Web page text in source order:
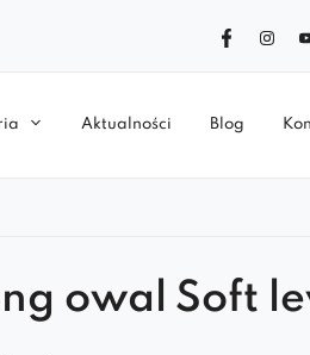
Aktualności Blog
owal Soft